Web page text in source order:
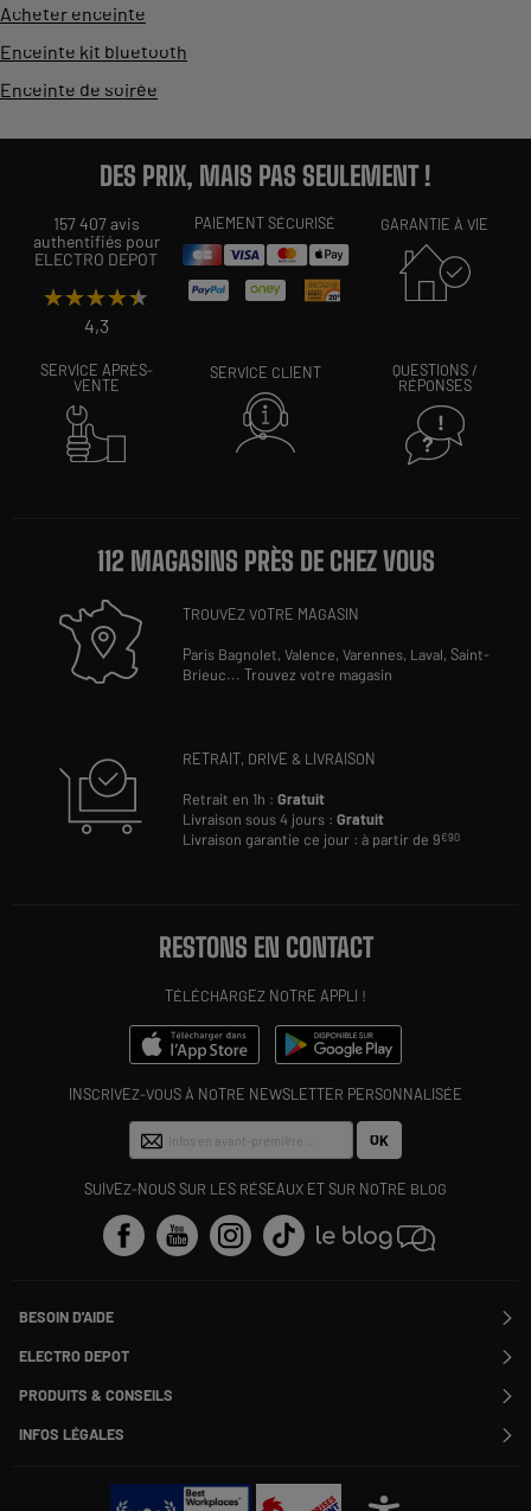
Acheter enceinte
Enceinte kit bluetooth
Enceinte de soirée
DES PRIX, MAIS PAS SEULEMENT !
157 407 avis
authentifiés pour
ELECTRO DEPOT
★★★★★
★★★★★
4,3
PAIEMENT SÉCURISÉ GARANTIE À VIE
SERVICE APRÈS-
VENTE
SERVICE CLIENT
QUESTIONS /
RÉPONSES
112 MAGASINS PRÈS DE CHEZ VOUS
TROUVEZ VOTRE MAGASIN
Paris Bagnolet,Valence,Varennes, Laval,Saint-
Brieuc...Trouvez votre magasin
RETRAIT, DRIVE & LIVRAISON
Retrait en 1h :Gratuit
Livraison sous 4 jours :Gratuit
Livraison garantie ce jour : à partir de 9€90
RESTONS EN CONTACT
TÉLÉCHARGEZ NOTRE APPLI !
INSCRIVEZ-VOUS À NOTRE NEWSLETTER PERSONNALISÉE
OK
SUIVEZ-NOUS SUR LES RÉSEAUX ET SUR NOTRE BLOG
BESOIN D'AIDE
Contactez-nous
Suivre ma commande
Modifier ou annuler ma commande
SAV
Payer en plusieurs fois
ELECTRO DEPOT
Rejoignez-nous !
PRODUITS & CONSEILS
Nos marques
Les avis du site
Le moins cher
Offres de remboursement
INFOS LÉGALES
Politique cookies